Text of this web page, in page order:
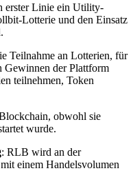
erster Linie ein Utility-
Lotterie und den Einsatz
Teilnahme an Lotterien, für
Gewinnen der Plattform
teilnehmen, Token
obwohl sie
wurde.
: RLB wird an der
einem Handelsvolumen